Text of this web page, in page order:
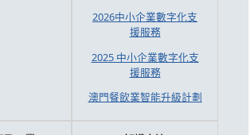
2026中小企業數字化支
援服務
2025 中小企業數字化支
援服務
澳門餐飲業智能升級計劃